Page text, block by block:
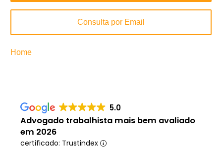
Consulta por Email
Home
5.0
Advogado trabalhista mais bem avaliado
em 2026
certificado: Trustindex